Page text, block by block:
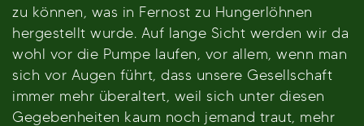
zu können, was in Fernost zu Hungerlöhnen
hergestellt wurde. Auf lange Sicht werden wir da
wohl vor die Pumpe laufen, vor allem, wenn man
sich vor Augen führt, dass unsere Gesellschaft
immer mehr überaltert, weil sich unter diesen
Gegebenheiten kaum noch jemand traut, mehr